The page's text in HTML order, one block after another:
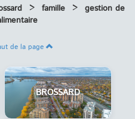
> famille > gestion de
de la page
BROSSARD